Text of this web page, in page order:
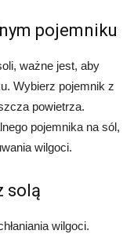
pojemniku
ważne jest, aby
Wybierz pojemnik z
powietrza.
pojemnika na sól,
wilgoci.
solą
wilgoci.